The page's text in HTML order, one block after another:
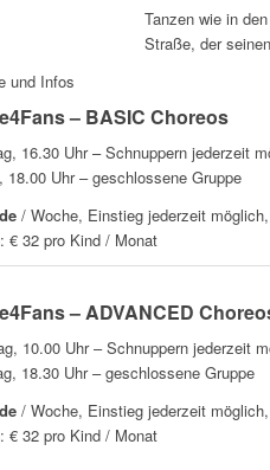
Tanzen wie in
Straße, der
und Infos
– BASIC Choreos
16.30 Uhr – Schnuppern jederzeit
18.00 Uhr – geschlossene Gruppe
/ Woche, Einstieg jederzeit möglich,
€ 32 pro Kind / Monat
– ADVANCED
10.00 Uhr – Schnuppern jederzeit
18.30 Uhr – geschlossene Gruppe
/ Woche, Einstieg jederzeit möglich,
€ 32 pro Kind / Monat